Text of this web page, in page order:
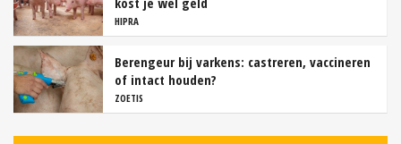
HIPRA
Berengeur bij varkens: castreren, vaccineren
of intact houden?
ZOETIS